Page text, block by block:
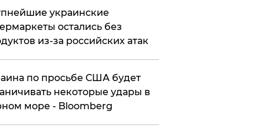
украинские
остались без
из-за российских атак
по просьбе США будет
некоторые удары в
море - Bloomberg